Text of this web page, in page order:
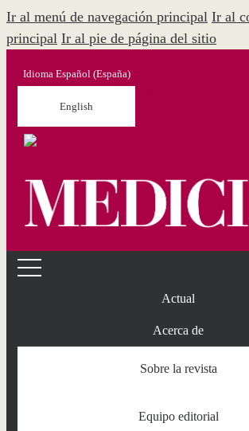
Ir al menú de navegación principal Ir al
principal Ir al pie de página del sitio
Idioma Español (España)
English
Actual
Acerca de
Sobre la revista
Equipo editorial